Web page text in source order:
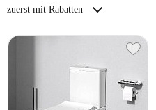
zuerst mit Rabatten